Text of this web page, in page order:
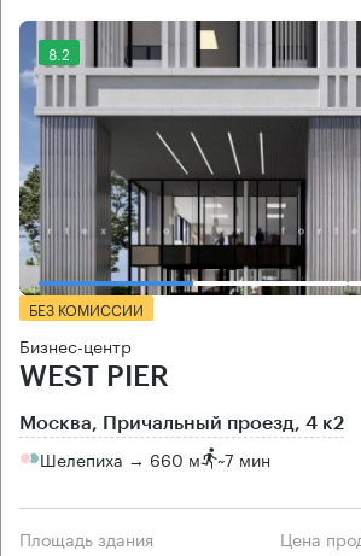
8.2
БЕЗ КОМИССИИ
Бизнес-центр
WEST PIER
Москва, Причальный проезд, 4 к2
Шелепиха → 660 м ~7 мин
Площадь здания Цена